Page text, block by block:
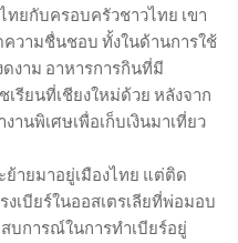
ทยกับครอบครัวชาวไทย เขา
วามชื่นชอบ ทั้งในด้านการใช้
งาม อาหารการกินที่มี
รียนที่เชียงใหม่ด้วย หลังจาก
านพิเศษเพื่อเก็บเงินมาเที่ยว
ย้ายมาอยู่เมืองไทย แต่ติด
เบียร์ในออสเตรเลียที่พ่อมอบ
บการณ์ในการทำเบียร์อยู่